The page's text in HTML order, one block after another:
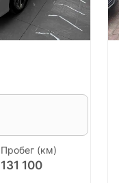
Пробег (км)
131 100